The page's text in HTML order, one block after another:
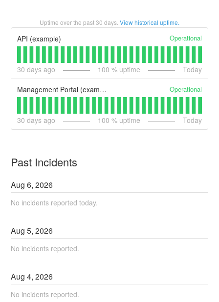
Uptime over the past30 days. View historical uptime.
API (example) Operational
30 days ago 100 % uptime Today
Management Portal (example) Operational
30 days ago 100 % uptime Today
Past Incidents
Aug6,2026
No incidents reported today.
Aug5,2026
No incidents reported.
Aug4,2026
No incidents reported.